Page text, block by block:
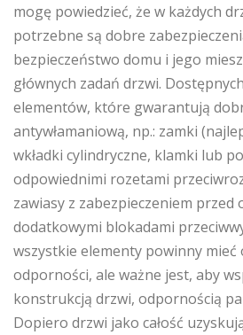
mogę powiedzieć, że w każdych
potrzebne są dobre
bezpieczeństwo domu i jego
głównych zadań drzwi.
elementów, które gwarantują
antywłamaniową, np.: zamki
wkładki cylindryczne, klamki lub
odpowiednimi rozetami
zawiasy z zabezpieczeniem przed
dodatkowymi blokadami
wszystkie elementy powinny mieć
odporności, ale ważne jest, aby
konstrukcją drzwi, odpornością
Dopiero drzwi jako całość